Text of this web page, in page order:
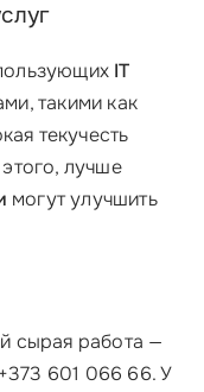
IT
такими как
текучесть
лучше
могут улучшить
сырая работа —
601 066 66. У